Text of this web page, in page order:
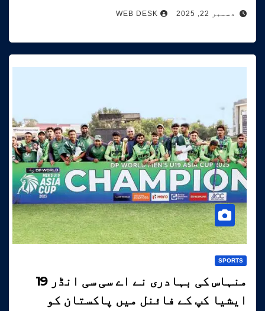
دسمبر 22, 2025 WEB DESK
SPORTS
منہاس کی بہادری نے اے سی سی انڈر 19
ایشیا کپ کے فائنل میں پاکستان کو